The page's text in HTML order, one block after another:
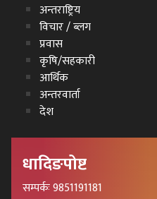
अन्तराष्ट्रिय
विचार / ब्लग
प्रवास
कृषि/सहकारी
आर्थिक
अन्तरवार्ता
देश
धादिङपोष्ट
सम्पर्कः 9851191181